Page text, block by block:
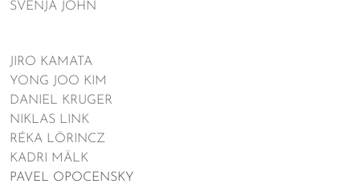
SVENJA JOHN
JIRO KAMATA
YONG JOO KIM
DANIEL KRUGER
NIKLAS LINK
RÉKA LÖRINCZ
KADRI MÄLK
PAVEL OPOCENSKY